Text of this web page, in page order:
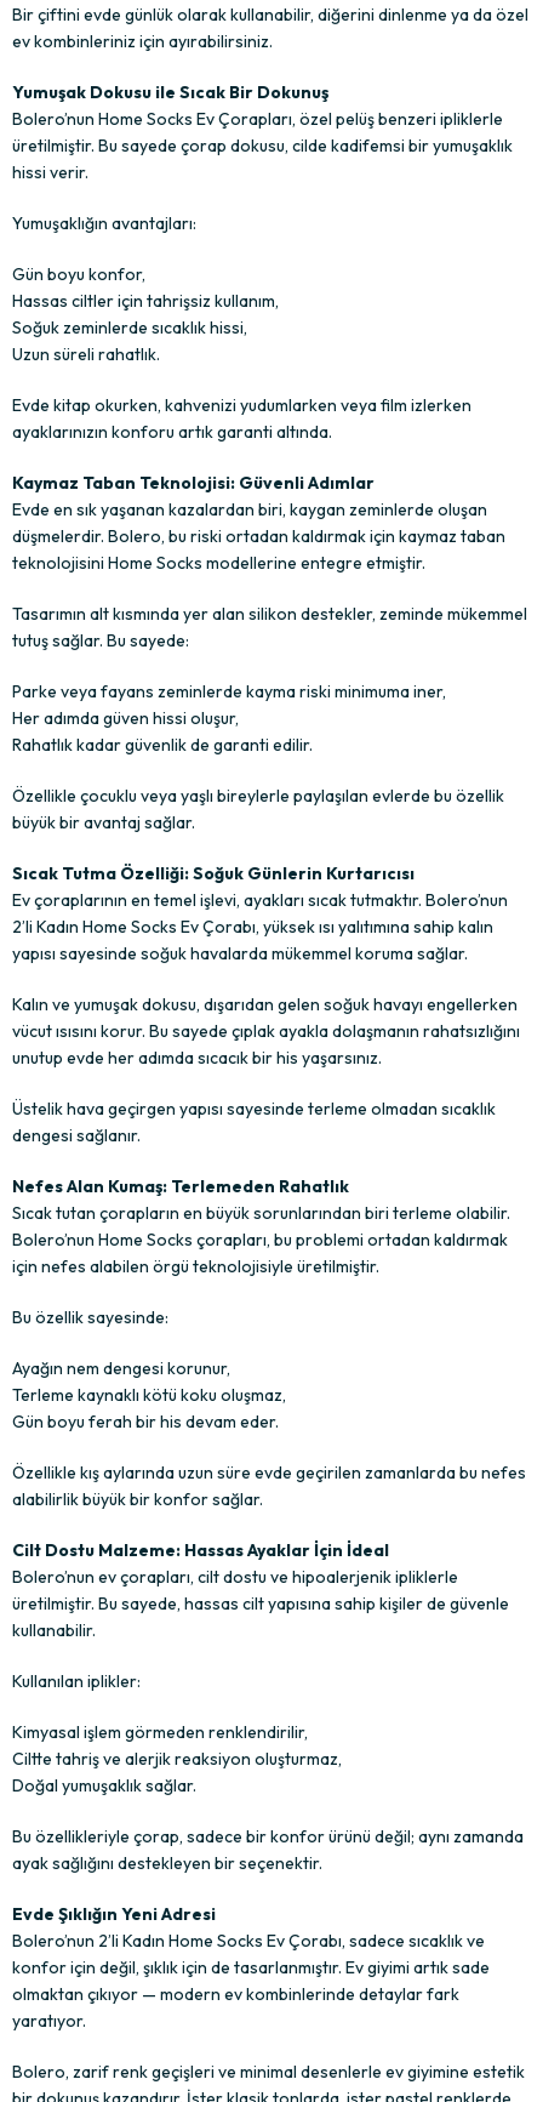
Bir çiftini evde günlük olarak kullanabilir, diğerini dinlenme ya da özel
ev kombinleriniz için ayırabilirsiniz.
Yumuşak Dokusu ile Sıcak Bir Dokunuş
Bolero’nun Home Socks Ev Çorapları, özel pelüş benzeri ipliklerle
üretilmiştir. Bu sayede çorap dokusu, cilde kadifemsi bir yumuşaklık
hissi verir.
Yumuşaklığın avantajları:
Gün boyu konfor,
Hassas ciltler için tahrişsiz kullanım,
Soğuk zeminlerde sıcaklık hissi,
Uzun süreli rahatlık.
Evde kitap okurken, kahvenizi yudumlarken veya film izlerken
ayaklarınızın konforu artık garanti altında.
Kaymaz Taban Teknolojisi: Güvenli Adımlar
Evde en sık yaşanan kazalardan biri, kaygan zeminlerde oluşan
düşmelerdir. Bolero, bu riski ortadan kaldırmak için kaymaz taban
teknolojisini Home Socks modellerine entegre etmiştir.
Tasarımın alt kısmında yer alan silikon destekler, zeminde mükemmel
tutuş sağlar. Bu sayede:
Parke veya fayans zeminlerde kayma riski minimuma iner,
Her adımda güven hissi oluşur,
Rahatlık kadar güvenlik de garanti edilir.
Özellikle çocuklu veya yaşlı bireylerle paylaşılan evlerde bu özellik
büyük bir avantaj sağlar.
Sıcak Tutma Özelliği: Soğuk Günlerin Kurtarıcısı
Ev çoraplarının en temel işlevi, ayakları sıcak tutmaktır. Bolero’nun
2’li Kadın Home Socks Ev Çorabı, yüksek ısı yalıtımına sahip kalın
yapısı sayesinde soğuk havalarda mükemmel koruma sağlar.
Kalın ve yumuşak dokusu, dışarıdan gelen soğuk havayı engellerken
vücut ısısını korur. Bu sayede çıplak ayakla dolaşmanın rahatsızlığını
unutup evde her adımda sıcacık bir his yaşarsınız.
Üstelik hava geçirgen yapısı sayesinde terleme olmadan sıcaklık
dengesi sağlanır.
Nefes Alan Kumaş: Terlemeden Rahatlık
Sıcak tutan çorapların en büyük sorunlarından biri terleme olabilir.
Bolero’nun Home Socks çorapları, bu problemi ortadan kaldırmak
için nefes alabilen örgü teknolojisiyle üretilmiştir.
Bu özellik sayesinde:
Ayağın nem dengesi korunur,
Terleme kaynaklı kötü koku oluşmaz,
Gün boyu ferah bir his devam eder.
Özellikle kış aylarında uzun süre evde geçirilen zamanlarda bu nefes
alabilirlik büyük bir konfor sağlar.
Cilt Dostu Malzeme: Hassas Ayaklar İçin İdeal
Bolero’nun ev çorapları, cilt dostu ve hipoalerjenik ipliklerle
üretilmiştir. Bu sayede, hassas cilt yapısına sahip kişiler de güvenle
kullanabilir.
Kullanılan iplikler:
Kimyasal işlem görmeden renklendirilir,
Ciltte tahriş ve alerjik reaksiyon oluşturmaz,
Doğal yumuşaklık sağlar.
Bu özellikleriyle çorap, sadece bir konfor ürünü değil; aynı zamanda
ayak sağlığını destekleyen bir seçenektir.
Evde Şıklığın Yeni Adresi
Bolero’nun 2’li Kadın Home Socks Ev Çorabı, sadece sıcaklık ve
konfor için değil, şıklık için de tasarlanmıştır. Ev giyimi artık sade
olmaktan çıkıyor — modern ev kombinlerinde detaylar fark
yaratıyor.
Bolero, zarif renk geçişleri ve minimal desenlerle ev giyimine estetik